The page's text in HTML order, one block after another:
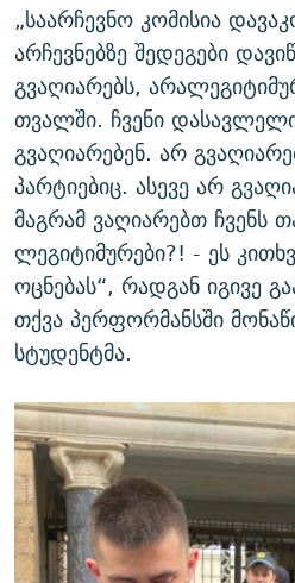
„საარჩევნო კომისია
არჩევნებზე შედეგები
გვაღიარებს,
თვალში. ჩვენი
გვაღიარებენ. არ
პარტიებიც. ასევე არ
მაგრამ ვაღიარებთ ჩვენს
ლეგიტიმურები?! - ეს
ოცნებას“, რადგან იგივე
თქვა პერფორმანსში
სტუდენტმა.